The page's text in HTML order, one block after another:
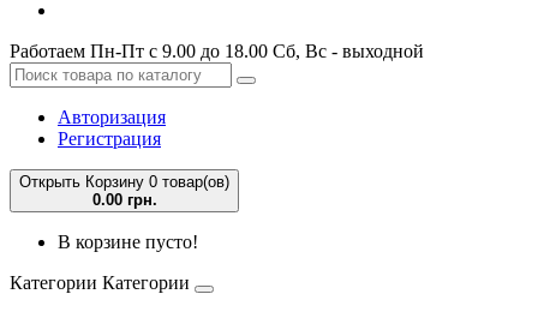
Работаем Пн-Пт с 9.00 до 18.00 Сб, Вс - выходной
Авторизация
Регистрация
Открыть Корзину 0 товар(ов)
0.00 грн.
В корзине пусто!
Категории Категории